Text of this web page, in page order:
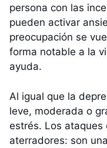
persona con las
pueden activar
preocupación se
forma notable a la
ayuda.
Al igual que la
leve, moderada o
estrés. Los
aterradores: son